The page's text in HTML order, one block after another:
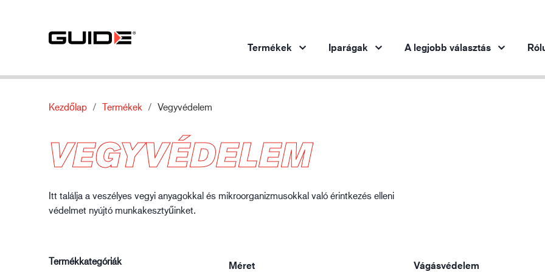
Termékek
Mechanikai védelem
Vegyvédelem
Speciális védelem
Autóipar
Acélipar
Iparágak A legjobb választás
Szabványok
Jellemzők
Innovatív termékeink
Rólunk
Kapcsolattartó
Kezdőlap Termékek Vegyvédelem
VEGYVÉDELEM
Itt találja a veszélyes vegyi anyagokkal és mikroorganizmusokkal való érintkezés elleni
védelmet nyújtó munkakesztyűinket.
Termékkategóriák Méret Vágásvédelem